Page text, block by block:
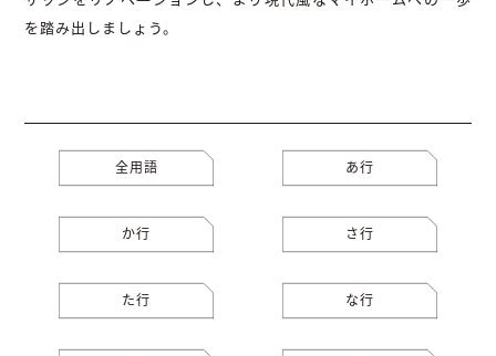
を踏み出しましょう。
全用語 あ行
か行 さ行
た行 な行